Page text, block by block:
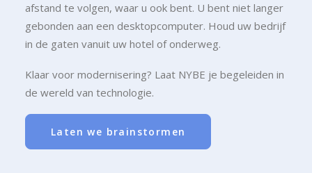
afstand te volgen, waar u ook bent. U bent niet langer
gebonden aan een desktopcomputer. Houd uw bedrijf
in de gaten vanuit uw hotel of onderweg.
Klaar voor modernisering? Laat NYBE je begeleiden in
de wereld van technologie.
Laten we brainstormen